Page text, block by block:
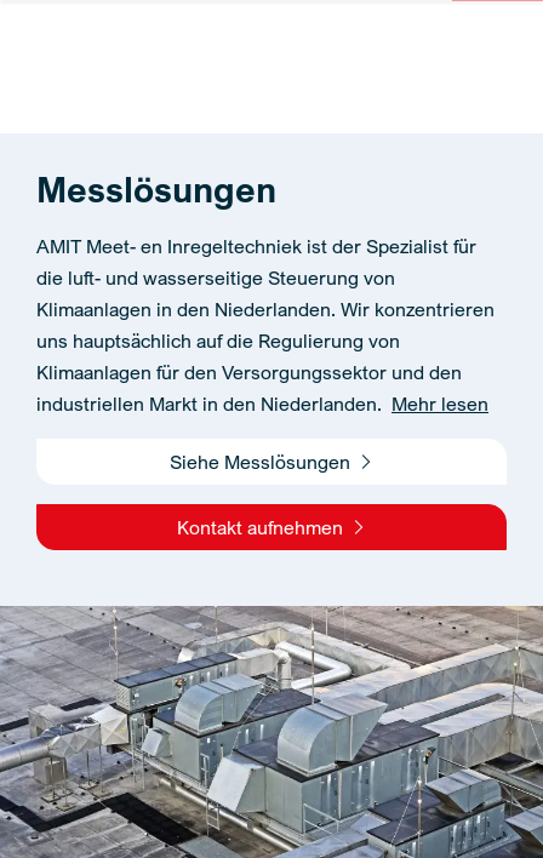
Messlösungen
AMIT Meet- en Inregeltechniek ist der Spezialist für
die luft- und wasserseitige Steuerung von
Klimaanlagen in den Niederlanden. Wir konzentrieren
uns hauptsächlich auf die Regulierung von
Klimaanlagen für den Versorgungssektor und den
industriellen Markt in den Niederlanden. Mehr lesen
Siehe Messlösungen
Kontakt aufnehmen